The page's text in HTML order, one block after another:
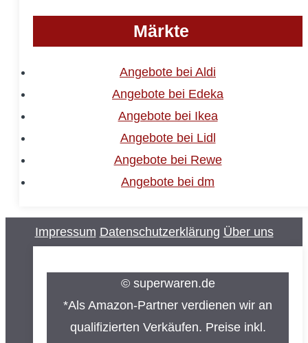
Märkte
Angebote bei Aldi
Angebote bei Edeka
Angebote bei Ikea
Angebote bei Lidl
Angebote bei Rewe
Angebote bei dm
Impressum Datenschutzerklärung Über uns
© superwaren.de
*Als Amazon-Partner verdienen wir an
qualifizierten Verkäufen. Preise inkl.